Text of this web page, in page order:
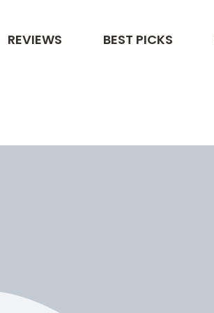
REVIEWS BEST PICKS